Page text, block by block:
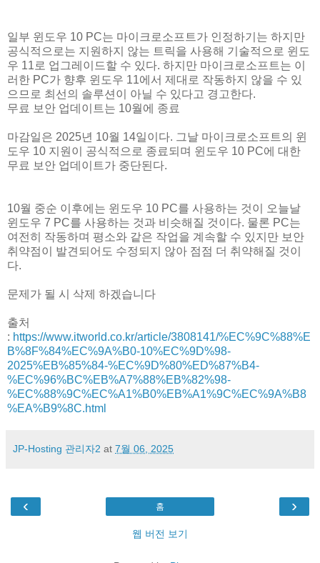
일부 윈도우 10 PC는 마이크로소프트가 인정하기는 하지만
공식적으로는 지원하지 않는 트릭을 사용해 기술적으로 윈도
우 11로 업그레이드할 수 있다. 하지만 마이크로소프트는 이
러한 PC가 향후 윈도우 11에서 제대로 작동하지 않을 수 있
으므로 최선의 솔루션이 아닐 수 있다고 경고한다.
무료 보안 업데이트는 10월에 종료
마감일은 2025년 10월 14일이다. 그날 마이크로소프트의 윈
도우 10 지원이 공식적으로 종료되며 윈도우 10 PC에 대한
무료 보안 업데이트가 중단된다.
10월 중순 이후에는 윈도우 10 PC를 사용하는 것이 오늘날
윈도우 7 PC를 사용하는 것과 비슷해질 것이다. 물론 PC는
여전히 작동하며 평소와 같은 작업을 계속할 수 있지만 보안
취약점이 발견되어도 수정되지 않아 점점 더 취약해질 것이
다.
문제가 될 시 삭제 하겠습니다
출처
: https://www.itworld.co.kr/article/3808141/%EC%9C%88%E
B%8F%84%EC%9A%B0-10%EC%9D%98-
2025%EB%85%84-%EC%9D%80%ED%87%B4-
%EC%96%BC%EB%A7%88%EB%82%98-
%EC%88%9C%EC%A1%B0%EB%A1%9C%EC%9A%B8
%EA%B9%8C.html
JP-Hosting 관리자2 at 7월 06, 2025
‹ ›
홈
웹 버전 보기